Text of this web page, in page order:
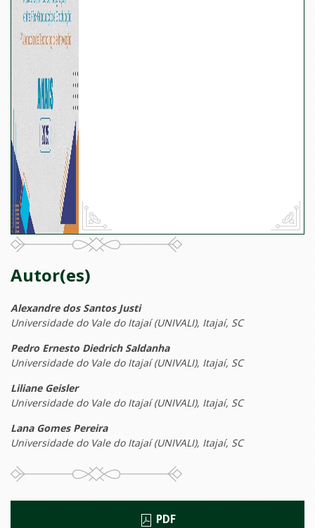
Autor(es)
Alexandre dos Santos Justi
Universidade do Vale do Itajaí (UNIVALI), Itajaí, SC
Pedro Ernesto Diedrich Saldanha
Universidade do Vale do Itajaí (UNIVALI), Itajaí, SC
Liliane Geisler
Universidade do Vale do Itajaí (UNIVALI), Itajaí, SC
Lana Gomes Pereira
Universidade do Vale do Itajaí (UNIVALI), Itajaí, SC
PDF